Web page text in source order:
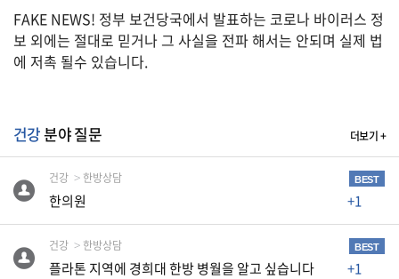
스
전
칼
럼
미
국
생
TIP
FAKE NEWS! 정부 보건당국에서 발표하는 코로나 바이러스 정
보 외에는 절대로 믿거나 그 사실을 전파 해서는 안되며 실제 법
에 저촉 될수 있습니다.
건강분야 질문 더보기 +
건강 한방상담 BEST
한의원 +1
건강 한방상담 BEST
플라톤 지역에 경희대 한방 병월을 알고 싶습니다 +1